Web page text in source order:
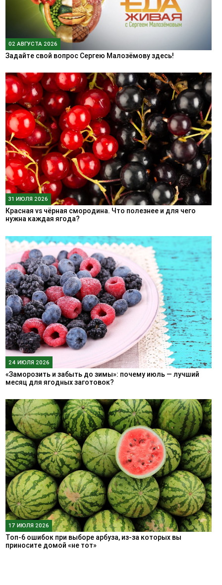
02 АВГУСТА 2026
Задайте свой вопрос Сергею Малозёмову здесь!
31 ИЮЛЯ 2026
Красная vs чёрная смородина. Что полезнее и для чего
нужна каждая ягода?
24 ИЮЛЯ 2026
«Заморозить и забыть до зимы»: почему июль — лучший
месяц для ягодных заготовок?
17 ИЮЛЯ 2026
Топ-6 ошибок при выборе арбуза, из-за которых вы
приносите домой «не тот»